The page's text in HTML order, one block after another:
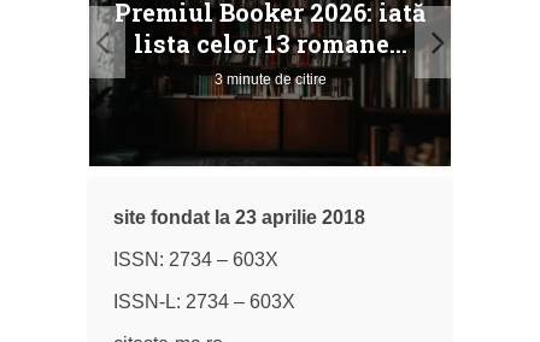
Premiul Booker 2026: iată
lista celor 13 romane...
3 minute de citire
site fondat la 23 aprilie 2018
ISSN: 2734 – 603X
ISSN-L: 2734 – 603X